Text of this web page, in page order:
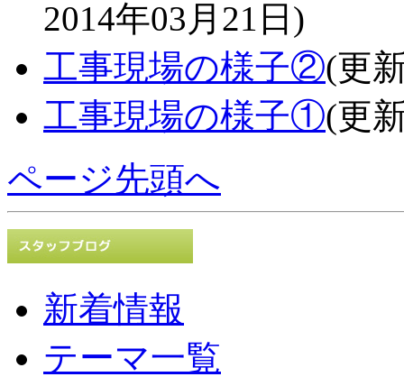
2014年03月21日)
工事現場の様子②(更
工事現場の様子①(更
ページ先頭へ
新着情報
テーマ一覧